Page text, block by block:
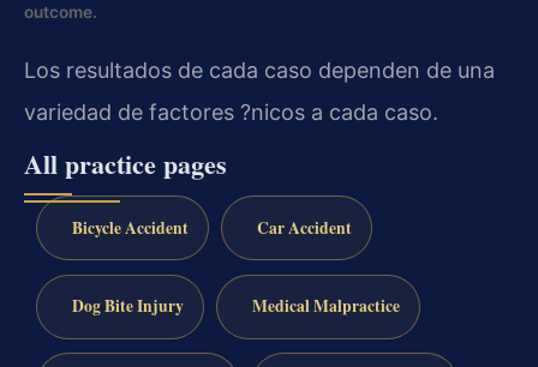
outcome.
Los resultados de cada caso dependen de una
variedad de factores ?nicos a cada caso.
All practice pages
Bicycle Accident Car Accident
Dog Bite Injury Medical Malpractice